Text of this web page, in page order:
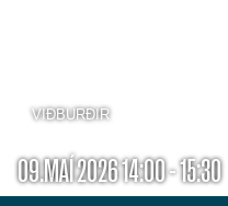
VIÐBURÐIR
09.MAÍ 2026 14:00 - 15:30